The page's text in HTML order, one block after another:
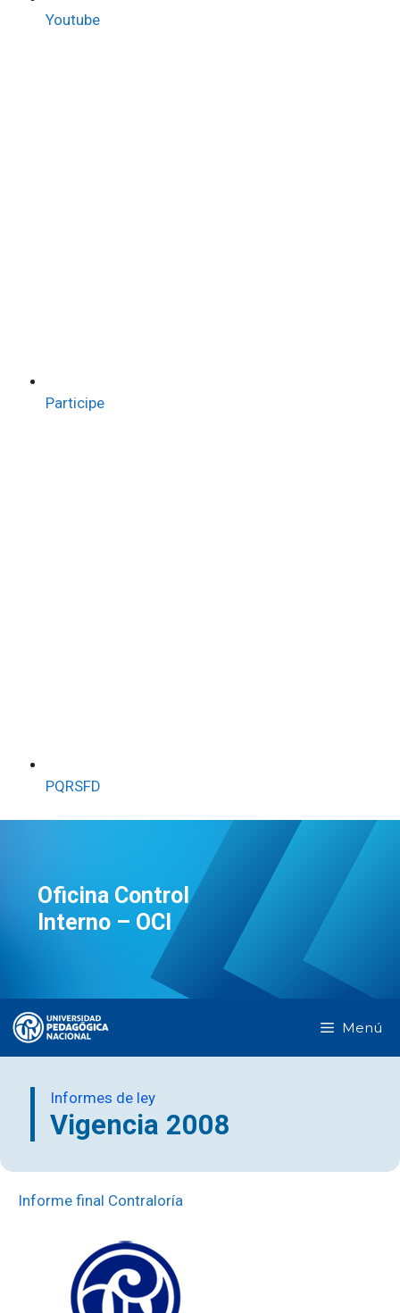
Youtube
Participe
PQRSFD
Oficina Control
Interno – OCI
Menú
Informes de ley
Vigencia 2008
Informe final Contraloría